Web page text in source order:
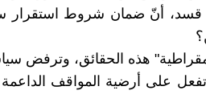
قسد، أنّ ضمان شروط استقرار
هذه الحقائق، وترفض
تفعل على أرضية المواقف